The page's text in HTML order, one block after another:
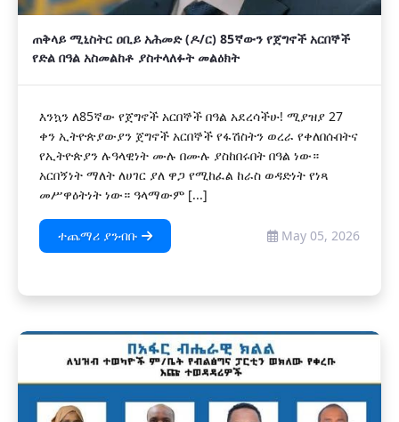
ጠቅላይ ሚኒስትር ዐቢይ አሕመድ (ዶ/ር) 85ኛውን የጀግኖች አርበኞች
የድል በዓል አስመልከቶ ያስተላለፉት መልዕክት
እንኳን ለ85ኛው የጀግኖች አርበኞች በዓል አደረሳችሁ! ሚያዝያ 27
ቀን ኢትዮጵያውያን ጀግኖች አርበኞች የፋሽስትን ወረራ የቀለበሱበትና
የኢትዮጵያን ሉዓላዊነት ሙሉ በሙሉ ያስከበሩበት በዓል ነው።
አርበኝነት ማለት ለሀገር ያለ ዋጋ የሚከፈል ከራስ ወዳድነት የነጻ
መሥዋዕትነት ነው። ዓላማውም [...]
ተጨማሪ ያንብቡ May 05, 2026